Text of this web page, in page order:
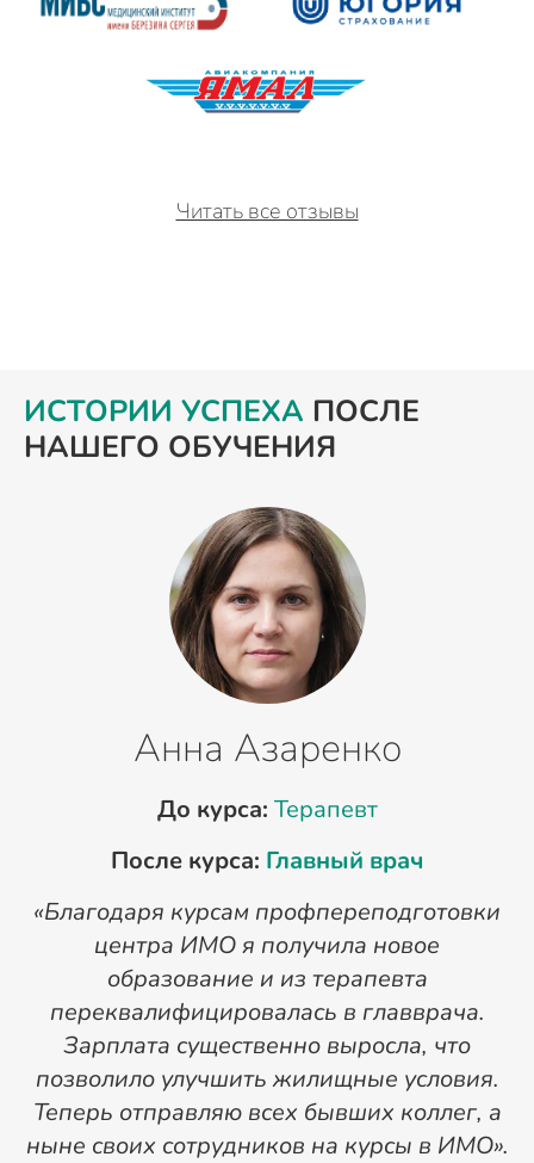
Читать все отзывы
ИСТОРИИ УСПЕХА ПОСЛЕ
НАШЕГО ОБУЧЕНИЯ
Анна Азаренко
До курса: Терапевт
После курса: Главный врач
«Благодаря курсам профпереподготовки
центра ИМО я получила новое
образование и из терапевта
переквалифицировалась в главврача.
Зарплата существенно выросла, что
позволило улучшить жилищные условия.
Теперь отправляю всех бывших коллег, а
ныне своих сотрудников на курсы в ИМО».